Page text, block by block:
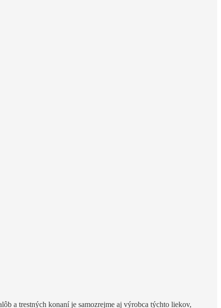
a trestných konaní je samozrejme aj výrobca týchto liekov,